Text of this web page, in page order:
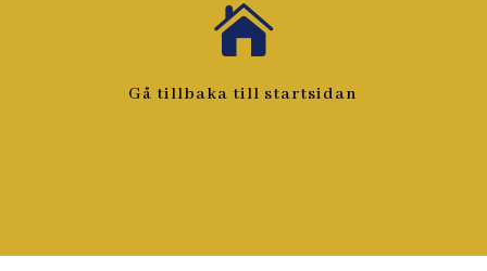

Gå tillbaka till startsidan